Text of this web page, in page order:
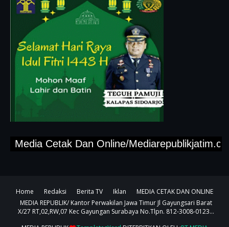
Media Cetak Dan Online/
Home Redaksi Berita TV Iklan
MEDIA CETAK DAN ONLINE
MEDIA REPUBLIK/ Kantor Perwakilan Jawa Timur Jl Gayungsari Barat
X/27 RT,02,RW,07 Kec Gayungan Surabaya No.Tlpn. 812-3008-0123...